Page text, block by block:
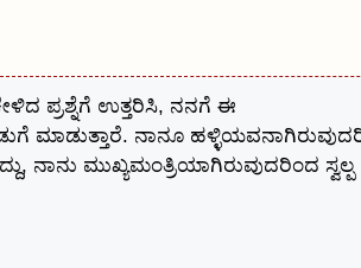
ಪ್ರಶ್ನೆಗೆ ಉತ್ತರಿಸಿ, ನನಗೆ ಈ
ಮಾಡುತ್ತಾರೆ. ನಾನೂ
ನಾನು ಮುಖ್ಯಮಂತ್ರಿಯಾಗಿರುವುದರಿಂದ ಸ್ವಲ್ಪ